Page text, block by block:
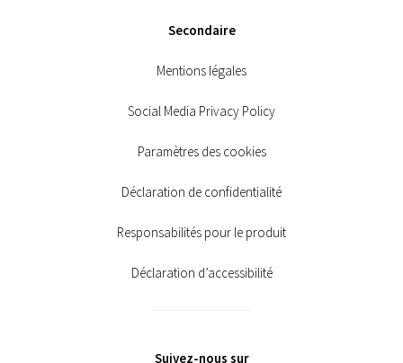
Secondaire
Mentions légales
Social Media Privacy Policy
Paramètres des cookies
Déclaration de confidentialité
Responsabilités pour le produit
Déclaration d’accessibilité
Suivez-nous sur